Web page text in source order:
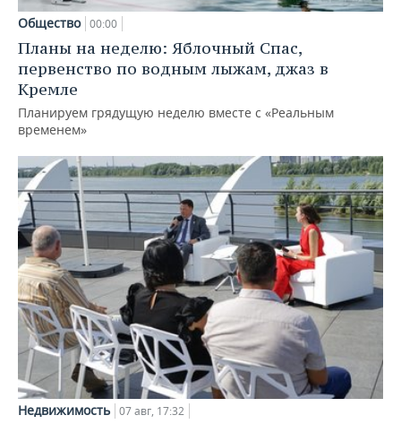
Общество 00:00
Планы на неделю: Яблочный Спас,
первенство по водным лыжам, джаз в
Кремле
Планируем грядущую неделю вместе с «Реальным
временем»
Недвижимость 07 авг, 17:32